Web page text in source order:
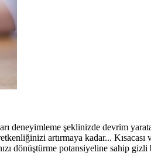
deneyimleme şeklinizde devrim
artırmaya kadar...
dönüştürme potansiyeline sahip